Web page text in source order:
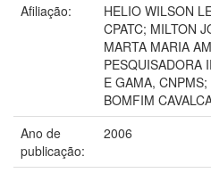
Afiliação:
HELIO WILSON
CPATC; MILTON
MARTA MARIA
PESQUISADORA
E GAMA,
BOMFIM
Ano de
publicação:
2006